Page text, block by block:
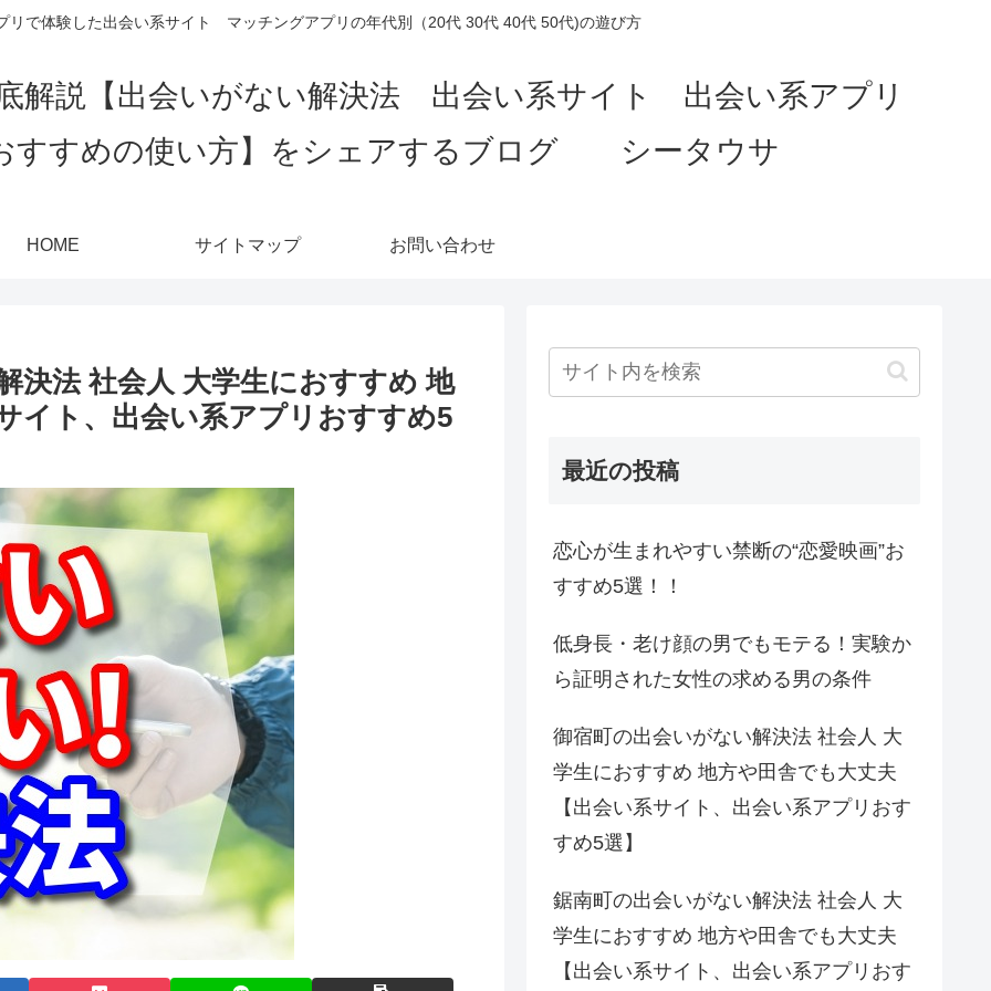
リで体験した出会い系サイト マッチングアプリの年代別（20代 30代 40代 50代)の遊び方
解説【出会いがない解決法 出会い系サイト 出会い系アプリ
すすめの使い方】をシェアするブログ シータウサ
HOME サイトマップ お問い合わせ
決法 社会人 大学生におすすめ 地
イト、出会い系アプリおすすめ5
最近の投稿
恋心が生まれやすい禁断の“恋愛映画”お
すすめ5選！！
低身長・老け顔の男でもモテる！実験か
ら証明された女性の求める男の条件
御宿町の出会いがない解決法 社会人 大
学生におすすめ 地方や田舎でも大丈夫
【出会い系サイト、出会い系アプリおす
すめ5選】
鋸南町の出会いがない解決法 社会人 大
学生におすすめ 地方や田舎でも大丈夫
【出会い系サイト、出会い系アプリおす